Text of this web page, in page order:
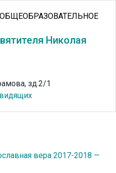
Николая
зд.2/1
вера 2017-2018 —